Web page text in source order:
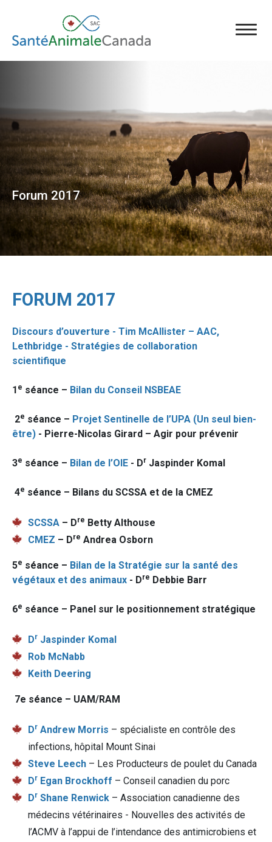
Forum 2017
FORUM 2017
Discours d’ouverture - Tim McAllister – AAC,
Lethbridge - Stratégies de collaboration
scientifique
1 e séance – Bilan du Conseil NSBEAE
2e séance – Projet Sentinelle de l’UPA (Un seul bien-
être) - Pierre-Nicolas Girard – Agir pour prévenir
3e séance – Bilan de l’OIE - Dr Jaspinder Komal
4e séance – Bilans du SCSSA et de la CMEZ
SCSSA– Dre Betty Althouse
CMEZ – Dre Andrea Osborn
5e séance – Bilan de la Stratégie sur la santé des
végétaux et des animaux - Dre Debbie Barr
6e séance – Panel sur le positionnement stratégique
DrJaspinder Komal
Rob McNabb
Keith Deering
7e séance – UAM/RAM
DrAndrew Morris – spécialiste en contrôle des
infections, hôpital Mount Sinai
Steve Leech – Les Producteurs de poulet du Canada
DrEgan Brockhoff – Conseil canadien du porc
Dr Shane Renwick – Association canadienne des
médecins vétérinaires - Nouvelles des activités de
l’ACMV à l’appui de l’intendance des antimicrobiens et